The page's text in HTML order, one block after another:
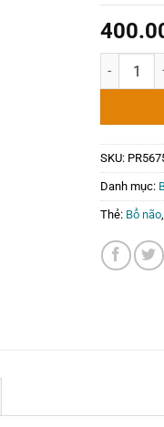
SKU:
Danh mục:
Thẻ: Bổ não,